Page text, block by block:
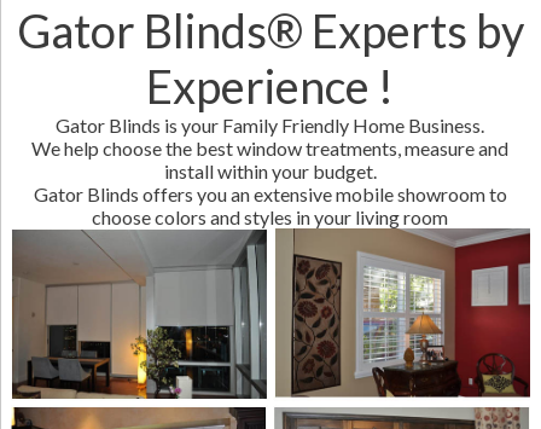
Gator Blinds® Experts by
Experience !
Gator Blinds is your Family Friendly Home Business.
We help choose the best window treatments, measure and
install within your budget.
Gator Blinds offers you an extensive mobile showroom to
choose colors and styles in your living room